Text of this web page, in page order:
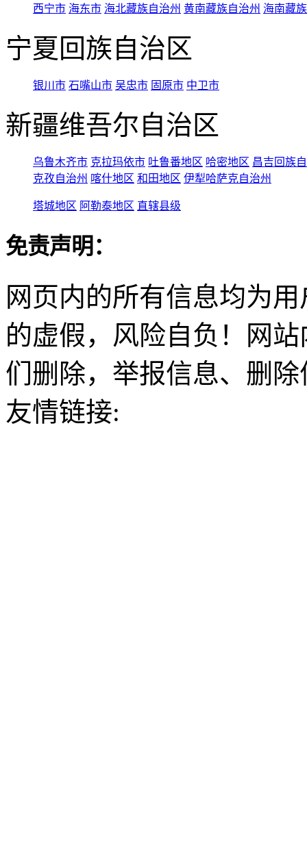
西宁市 海东市 海北藏族自治州 黄南藏族自治州 海南藏
宁夏回族自治区
银川市 石嘴山市 吴忠市 固原市 中卫市
新疆维吾尔自治区
乌鲁木齐市 克拉玛依市 吐鲁番地区 哈密地区 昌吉回族
克孜自治州 喀什地区 和田地区 伊犁哈萨克自治州
塔城地区 阿勒泰地区 直辖县级
免责声明：
网页内的所有信息均为
的虚假，风险自负！网
们删除，举报信息、删
友情链接: